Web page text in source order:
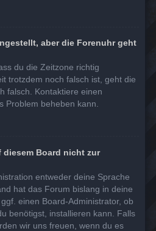
aber die Forenuhr geht
du die Zeitzone richtig
trotzdem noch falsch ist, geht die
falsch. Kontaktiere einen
Problem beheben kann.
diesem Board nicht zur
entweder deine Sprache
hat das Forum bislang in deine
einen Board-Administrator, ob
benötigst, installieren kann. Falls
wir uns freuen, wenn du es